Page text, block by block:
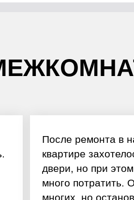
После ремонта в
квартире
двери, но при
много потратить.
многих, но